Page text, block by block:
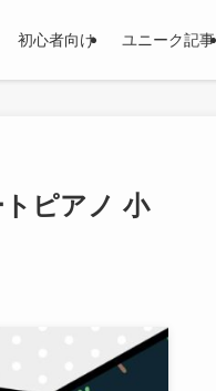
初心者向け ユニーク記事
トピアノ 小